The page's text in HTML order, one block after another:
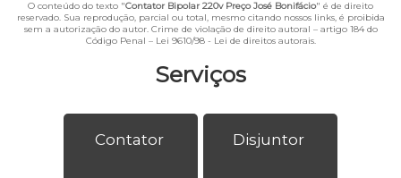
Serviços
Contator Disjuntor
O conteúdo do texto "Contator Bipolar 220v Preço José Bonifácio" é de direito
reservado. Sua reprodução, parcial ou total, mesmo citando nossos links, é proibida
sem a autorização do autor. Crime de violação de direito autoral – artigo 184 do
Código Penal – Lei 9610/98 - Lei de direitos autorais.